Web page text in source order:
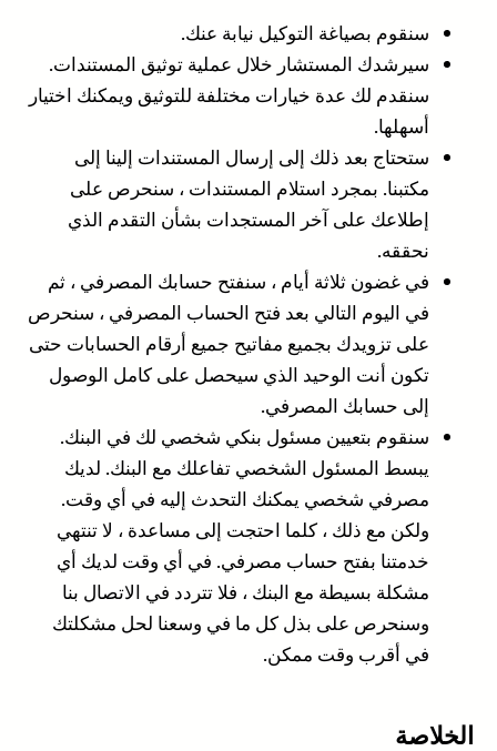
سنقوم بصياغة التوكيل نيابة عنك.
سيرشدك المستشار خلال عملية توثيق المستندات.
سنقدم لك عدة خيارات مختلفة للتوثيق ويمكنك اختيار
أسهلها.
ستحتاج بعد ذلك إلى إرسال المستندات إلينا إلى
مكتبنا. بمجرد استلام المستندات ، سنحرص على
إطلاعك على آخر المستجدات بشأن التقدم الذي
نحققه.
في غضون ثلاثة أيام ، سنفتح حسابك المصرفي ، ثم
في اليوم التالي بعد فتح الحساب المصرفي ، سنحرص
على تزويدك بجميع مفاتيح جميع أرقام الحسابات حتى
تكون أنت الوحيد الذي سيحصل على كامل الوصول
إلى حسابك المصرفي.
سنقوم بتعيين مسئول بنكي شخصي لك في البنك.
يبسط المسئول الشخصي تفاعلك مع البنك. لديك
مصرفي شخصي يمكنك التحدث إليه في أي وقت.
ولكن مع ذلك ، كلما احتجت إلى مساعدة ، لا تنتهي
خدمتنا بفتح حساب مصرفي. في أي وقت لديك أي
مشكلة بسيطة مع البنك ، فلا تتردد في الاتصال بنا
وسنحرص على بذل كل ما في وسعنا لحل مشكلتك
في أقرب وقت ممكن.
الخلاصة